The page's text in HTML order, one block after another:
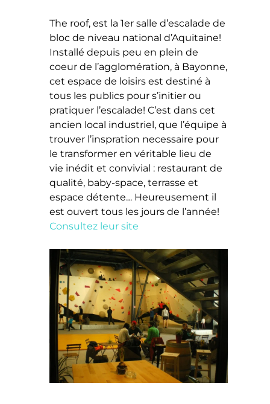
The roof, est la 1er salle d’escalade de
bloc de niveau national d’Aquitaine!
Installé depuis peu en plein de
coeur de l’agglomération, à Bayonne,
cet espace de loisirs est destiné à
tous les publics pour s’initier ou
pratiquer l’escalade! C’est dans cet
ancien local industriel, que l’équipe à
trouver l’inspration necessaire pour
le transformer en véritable lieu de
vie inédit et convivial : restaurant de
qualité, baby-space, terrasse et
espace détente… Heureusement il
est ouvert tous les jours de l’année!
Consultez leur site